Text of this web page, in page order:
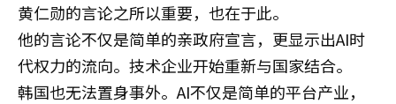
黄仁勋的言论之所以重要，也在于此。
他的言论不仅是简单的亲政府宣言，更显示出AI时
代权力的流向。技术企业开始重新与国家结合。
韩国也无法置身事外。AI不仅是简单的平台产业，